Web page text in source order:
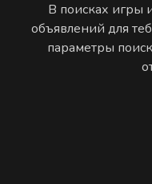
В поисках игры
объявлений для
параметры